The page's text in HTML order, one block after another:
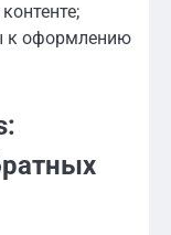
к оформлению